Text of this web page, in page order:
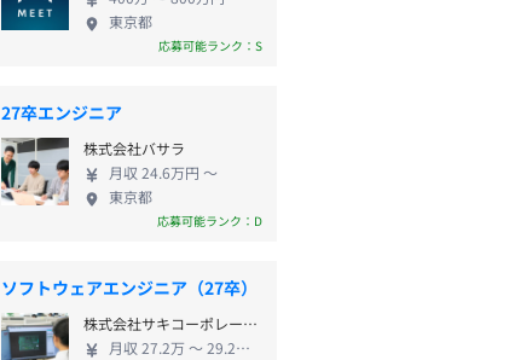
東京都
応募可能ランク：S
27卒エンジニア
株式会社バサラ
月収 24.6万円 〜
東京都
応募可能ランク：D
ソフトウェアエンジニア（27卒）
株式会社サキコーポレーション
月収 27.2万 〜 29.2万円